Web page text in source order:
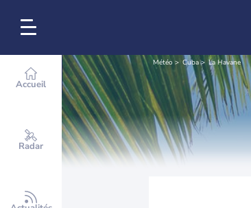
Accueil
Radar
Météo Cuba La Havane